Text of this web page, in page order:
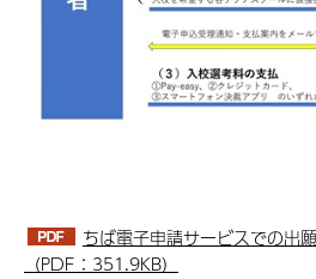
ちば電子申請サービスでの出
（PDF：351.9KB）